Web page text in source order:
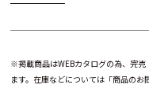
現地時刻はホワイト夜光
※掲載商品はWEBカタログの為、完
ます。在庫などについては「商品のお